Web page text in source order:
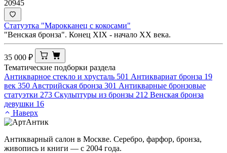
20945
Статуэтка "Марокканец с кокосами"
"Венская бронза". Конец XIX - начало ХХ века.
35 000 ₽
Тематические подборки раздела
Антикварное стекло и хрусталь 501 Антиквариат бронза 19
век 350 Австрийская бронза 301 Антикварные бронзовые
статуэтки 273 Скульптуры из бронзы 212 Венская бронза
девушки 16
Наверх
Антикварный салон в Москве. Серебро, фарфор, бронза,
живопись и книги — с 2004 года.